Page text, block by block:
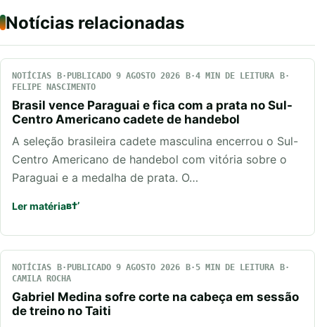
Notícias relacionadas
NOTÍCIAS PUBLICADO 9 AGOSTO 2026
4 MIN DE LEITURA
FELIPE NASCIMENTO
Brasil vence Paraguai e fica com a prata no Sul-
Centro Americano cadete de handebol
A seleção brasileira cadete masculina encerrou o Sul-
Centro Americano de handebol com vitória sobre o
Paraguai e a medalha de prata. O…
Ler matéria
NOTÍCIAS PUBLICADO 9 AGOSTO 2026
5 MIN DE LEITURA
CAMILA ROCHA
Gabriel Medina sofre corte na cabeça em sessão
de treino no Taiti